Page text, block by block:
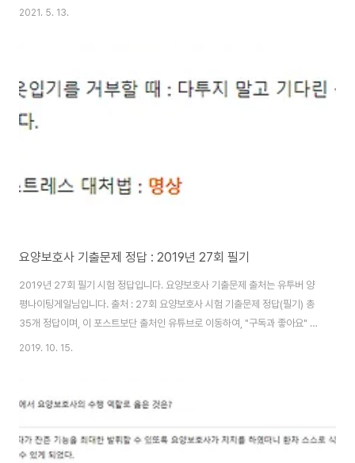
하면 됩니다. 시험에 자주나오는 요양보호사 기출문제 10문제 1. 다음 보기와
성 난청 대상자 시각장애 대상자 언어장애 대상자 판단력, 이해력 장애 대상자
주의력 결핍장애 2. 다음 중 설거지할 때의 순서로 알맞은 것은? 유리컵-수저
류-밥그릇-반찬 그릇-프..
2021. 5. 13.
요양보호사 기출문제 정답 : 2019년 27회 필기
2019년 27회 필기 시험 정답입니다. 요양보호사 기출문제 출처는 유투버 양
평나이팅게일님입니다. 출처 : 27회 요양보호사 시험 기출문제 정답(필기) 총
35개 정답이며, 이 포스트보단 출처인 유튜브로 이동하여, "구독과 좋아요" 누
르시는 걸 추천합니다. 프로 요양보호사라 그런지 유튜브에 볼만한 영상이 많
요양보호사의 역할은 동기 유발자 역할. 3. 관상동맥이 동맥경화로 좁아져 심
방문 간호를 부득이하게 같이할 때 사유를 기록하는 서식지 : 급여 제공 기록지.
5..
2019. 10. 15.